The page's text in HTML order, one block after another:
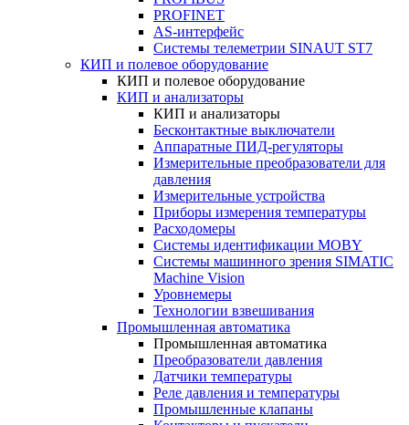
PROFINET
AS-интерфейс
Системы телеметрии SINAUT ST7
КИП и полевое оборудование
КИП и полевое оборудование
КИП и анализаторы
КИП и анализаторы
Бесконтактные выключатели
Аппаратные ПИД-регуляторы
Измерительные преобразователи для
давления
Измерительные устройства
Приборы измерения температуры
Расходомеры
Системы идентификации MOBY
Системы машинного зрения SIMATIC
Machine Vision
Уровнемеры
Технологии взвешивания
Промышленная автоматика
Промышленная автоматика
Преобразователи давления
Датчики температуры
Реле давления и температуры
Промышленные клапаны